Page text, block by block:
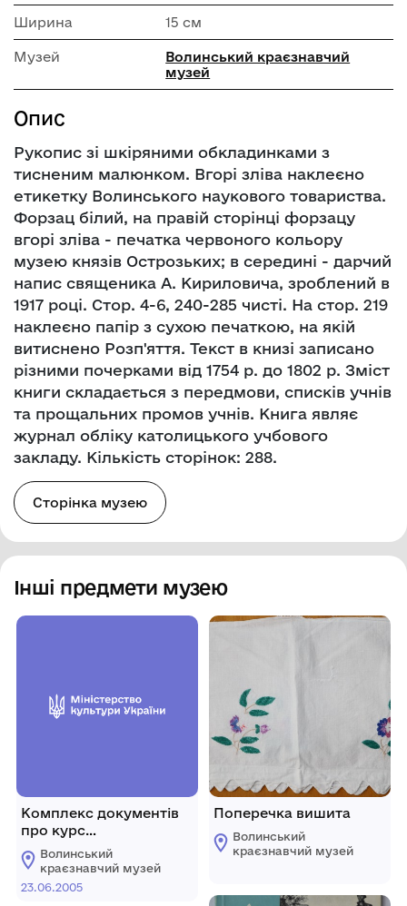
Ширина 15 см
Музей
Волинський краєзнавчий
музей
Опис
Рукопис зі шкіряними обкладинками з
тисненим малюнком. Вгорі зліва наклеєно
етикетку Волинського наукового товариства.
Форзац білий, на правій сторінці форзацу
вгорі зліва - печатка червоного кольору
музею князів Острозьких; в середині - дарчий
напис священика А. Кириловича, зроблений в
1917 році. Стор. 4-6, 240-285 чисті. На стор. 219
наклеєно папір з сухою печаткою, на якій
витиснено Розп'яття. Текст в книзі записано
різними почерками від 1754 р. до 1802 р. Зміст
книги складається з передмови, списків учнів
та прощальних промов учнів. Книга являє
журнал обліку католицького учбового
закладу. Кількість сторінок: 288.
Сторінка музею
Інші предмети музею
Комплекс документів
про курс
"Волинезнавство" для
учнів шкіл.
Волинський
краєзнавчий музей
23.06.2005
Поперечка вишита
Волинський
краєзнавчий музей